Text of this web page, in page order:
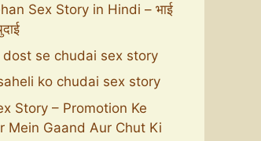
Sex Story in Hindi – भाई
dost se chudai sex story
ko chudai sex story
Story – Promotion Ke
Mein Gaand Aur Chut Ki